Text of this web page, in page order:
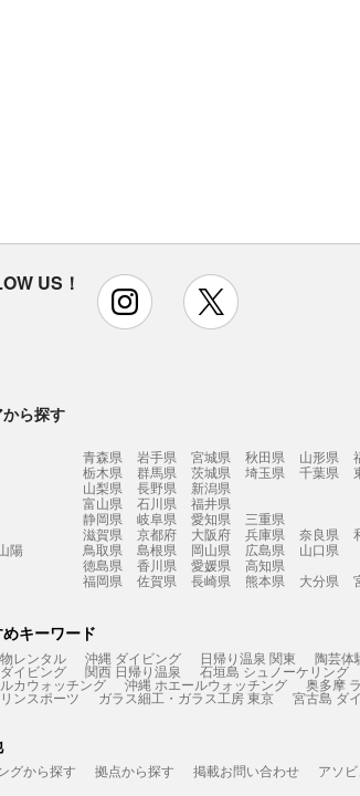
US！ instagram
ら探す
青森県 岩手県 宮城県 秋田県 山形県
栃木県 群馬県 茨城県 埼玉県 千葉県
山梨県 長野県
新潟県
富山県 石川県
福井県
静岡県 岐阜県 愛知県
三重県
滋賀県 京都府 大阪府 兵庫県 奈良県
陽
鳥取県 島根県 岡山県 広島県
山口県
徳島県 香川県 愛媛県
高知県
福岡県 佐賀県 長崎県 熊本県 大分県
キーワード
レンタル 沖縄 ダイビング 日帰り温泉 関東 陶芸体
イビング 関西 日帰り温泉 石垣島 シュノーケリング
カウォッチング 沖縄 ホエールウォッチング 奥多摩
ンスポーツ ガラス細工・ガラス工房 東京 宮古島 ダ
グから探す 拠点から探す 掲載お問い合わせ アソ